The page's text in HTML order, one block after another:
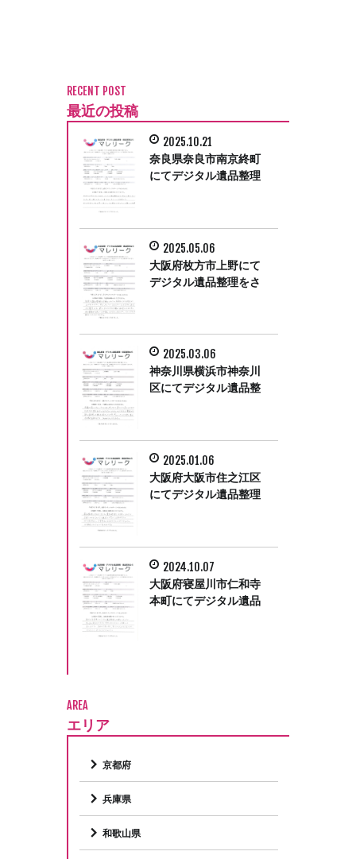
RECENT POST
最近の投稿
2025.10.21
奈良県奈良市南京終町
にてデジタル遺品整理
2025.05.06
大阪府枚方市上野にて
デジタル遺品整理をさ
2025.03.06
神奈川県横浜市神奈川
区にてデジタル遺品整
2025.01.06
大阪府大阪市住之江区
にてデジタル遺品整理
2024.10.07
大阪府寝屋川市仁和寺
本町にてデジタル遺品
AREA
エリア
京都府
兵庫県
和歌山県